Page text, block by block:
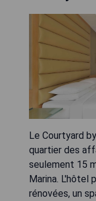
Le Courtyard
quartier des
seulement 15
Marina. L'hôtel
rénovées, un